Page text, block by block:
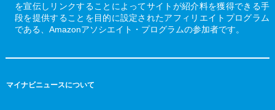
を宣伝しリンクすることによってサイトが紹介料を獲得できる手
段を提供することを目的に設定されたアフィリエイトプログラム
である、Amazonアソシエイト・プログラムの参加者です。
マイナビニュースについて